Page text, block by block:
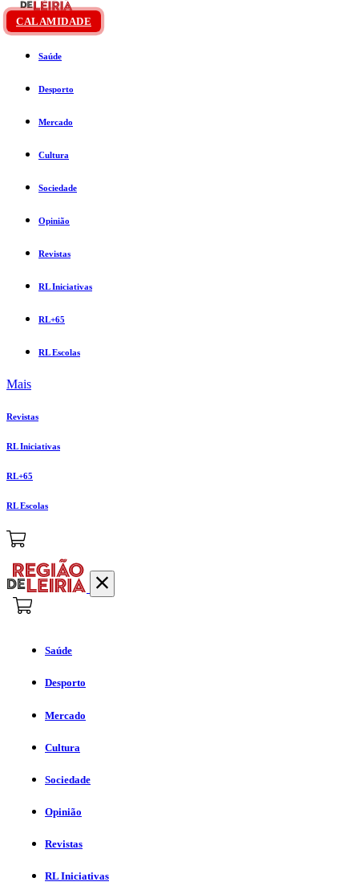
CALAMIDADE
Saúde
Desporto
Mercado
Cultura
Sociedade
Opinião
Revistas
RL Iniciativas
RL+65
RL Escolas
Mais
Revistas
RL Iniciativas
RL+65
RL Escolas
Saúde
Desporto
Mercado
Cultura
Sociedade
Opinião
Revistas
RL Iniciativas